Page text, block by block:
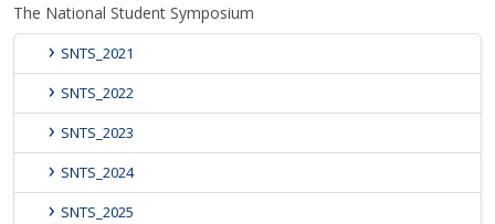
The National Student Symposium
SNTS_2021
SNTS_2022
SNTS_2023
SNTS_2024
SNTS_2025